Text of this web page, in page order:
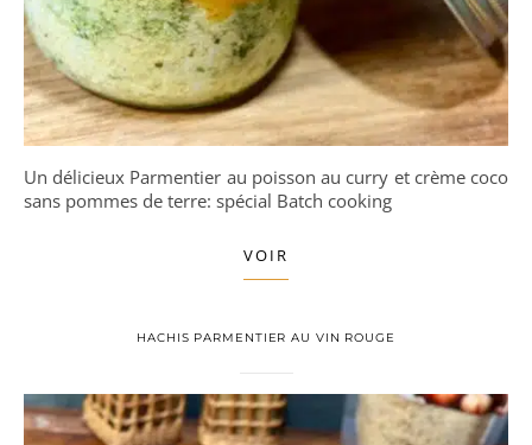
Un délicieux Parmentier au poisson au curry et crème coco
sans pommes de terre: spécial Batch cooking
VOIR
HACHIS PARMENTIER AU VIN ROUGE